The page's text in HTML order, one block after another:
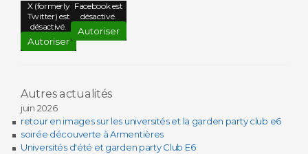
X (formerly
Twitter) est
désactivé.
Autoriser
Facebook est
désactivé.
Autoriser
Autres actualités
juin 2026
retour en images sur les universités et la garden party club e6
soirée découverte à Armentières
Universités d'été et garden party Club E6